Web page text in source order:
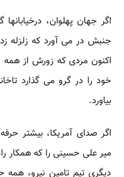
اگر جهان پهلوان،
جنبش در می آورد که زلزله
‏اکنون مردی که زورش از
خود را در گرو می گذارد
‏بیاورد.‏
اگر صدای آمریکا، بیشتر
میر علی حسینی را که همکار
‏دیگری تیم تامین نیرو، همه